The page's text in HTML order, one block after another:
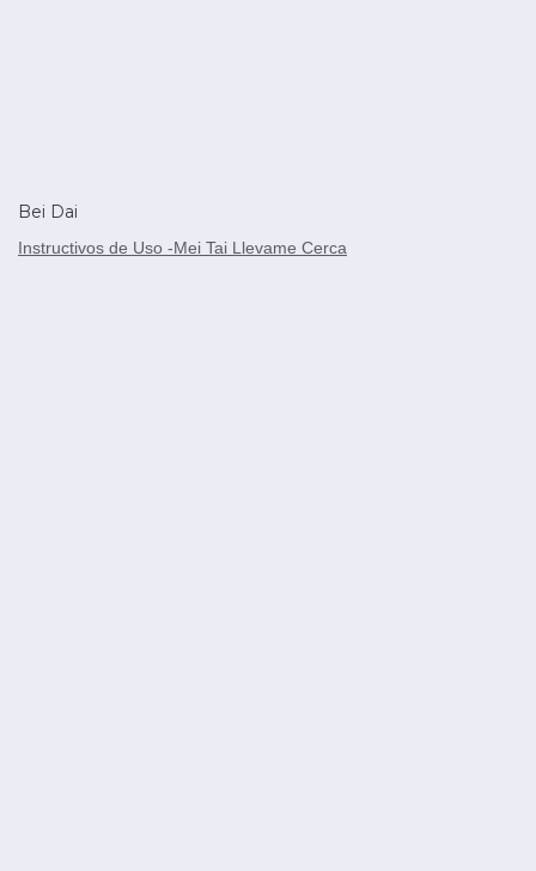
Bei Dai
Instructivos de Uso -Mei Tai Llevame Cerca